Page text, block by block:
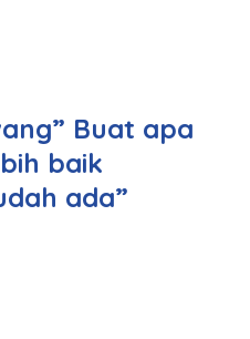
Buat apa
baik
ada”